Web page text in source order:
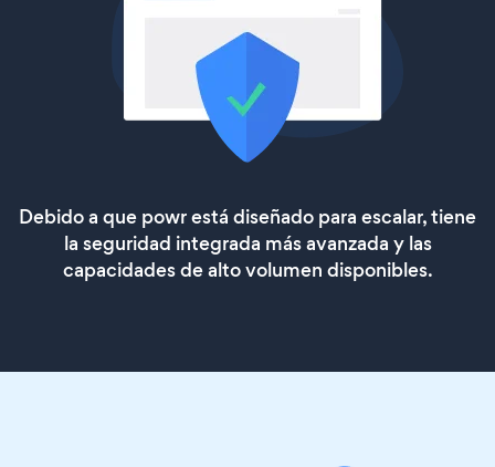
Debido a que powr está diseñado para escalar, tiene
la seguridad integrada más avanzada y las
capacidades de alto volumen disponibles.